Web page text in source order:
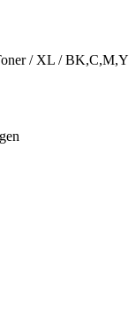
/ XL / BK,C,M,Y